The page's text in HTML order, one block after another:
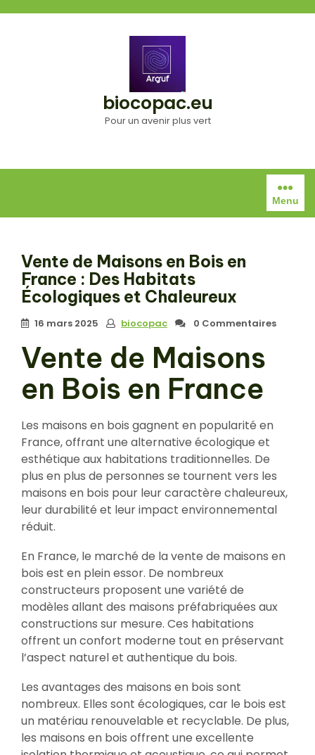
biocopac.eu
Pour un avenir plus vert
Menu
Vente de Maisons en Bois en
France : Des Habitats
Écologiques et Chaleureux
16 mars 2025 biocopac 0 Commentaires
Vente de Maisons
en Bois en France
Les maisons en bois gagnent en popularité en
France, offrant une alternative écologique et
esthétique aux habitations traditionnelles. De
plus en plus de personnes se tournent vers les
maisons en bois pour leur caractère chaleureux,
leur durabilité et leur impact environnemental
réduit.
En France, le marché de la vente de maisons en
bois est en plein essor. De nombreux
constructeurs proposent une variété de
modèles allant des maisons préfabriquées aux
constructions sur mesure. Ces habitations
offrent un confort moderne tout en préservant
l’aspect naturel et authentique du bois.
Les avantages des maisons en bois sont
nombreux. Elles sont écologiques, car le bois est
un matériau renouvelable et recyclable. De plus,
les maisons en bois offrent une excellente